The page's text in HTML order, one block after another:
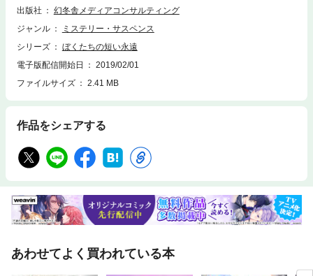
ストーリー。
出版社
幻冬舎メディアコンサルティング
ジャンル
ミステリー・サスペンス
シリーズ
ぼくたちの短い永遠
電子版配信開始日
2019/02/01
ファイルサイズ
2.41 MB
作品をシェアする
あわせてよく買われている本